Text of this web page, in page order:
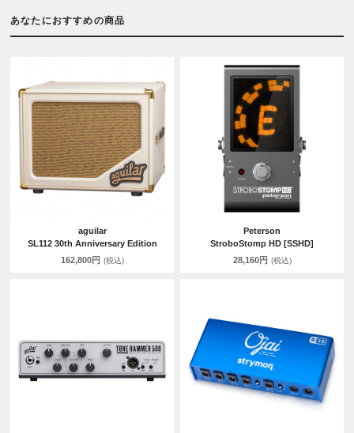
あなたにおすすめの商品
aguilar
SL112 30th Anniversary Edition
162,800円 (税込)
Peterson
StroboStomp HD [SSHD]
28,160円 (税込)